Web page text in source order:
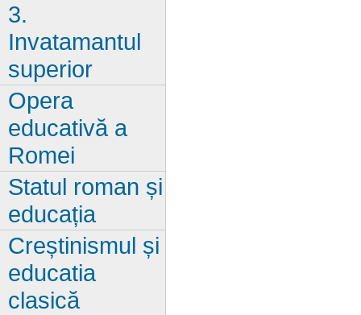
3.
Invatamantul
superior
Opera
educativă a
Romei
Statul roman și
educația
Creștinismul și
educatia
clasică